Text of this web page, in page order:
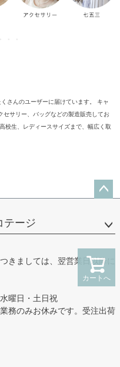
カートへ
さんのユーザーに届けています。 キャ
セサリー、バッグなどの製造販売してお
校生、レディースサイズまで、幅広く取
ップ
テージ
きましては、翌営業日以降に
曜日・土日祝
務のみお休みです。受注出荷